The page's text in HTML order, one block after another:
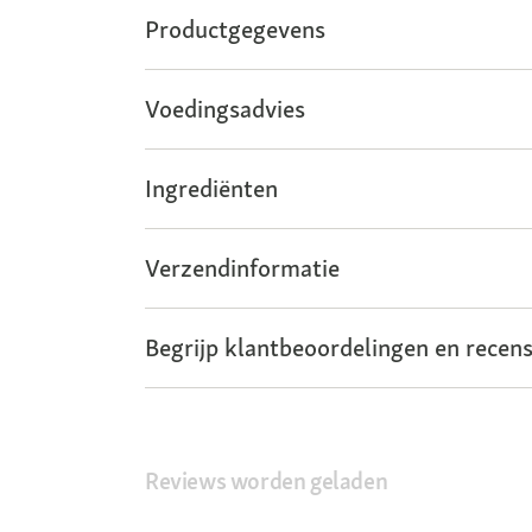
Productgegevens
Voedingsadvies
Ingrediënten
Verzendinformatie
Begrijp klantbeoordelingen en
Reviews worden geladen